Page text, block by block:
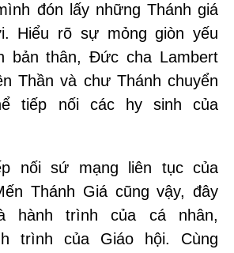
đón lấy những Thánh giá
Hiểu rõ sự mỏng giòn yếu
bản thân, Đức cha Lambert
Thần và chư Thánh chuyển
tiếp nối các hy sinh của
nối sứ mạng liên tục của
Thánh Giá cũng vậy, đây
hành trình của cá nhân,
trình của Giáo hội. Cùng